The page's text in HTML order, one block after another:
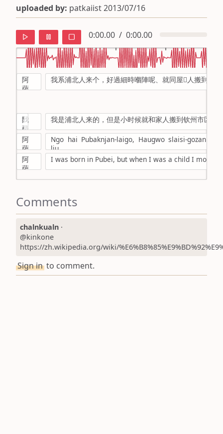
uploaded by: patkaiist 2013/07/16
0:00.00 / 0:00.00
default
mandarin
roman
english
我系浦北人来个，好過細時嗰陣呢、就同屋𡌋人搬到欽
阿
萨
我是浦北人来的，但是小时候就和家人搬到钦州市区了
我
是
浦
北
人
来
的
阿
萨
德
Ngo hai Pubaknjan-laigo, Haugwo slaisi-gozan
liu……
阿
萨
德
I was born in Pubei, but when I was a child I moved
阿
萨
Comments
chalnkualn ·
@kinkone
https://zh.wikipedia.org/wiki/
Sign in to comment.